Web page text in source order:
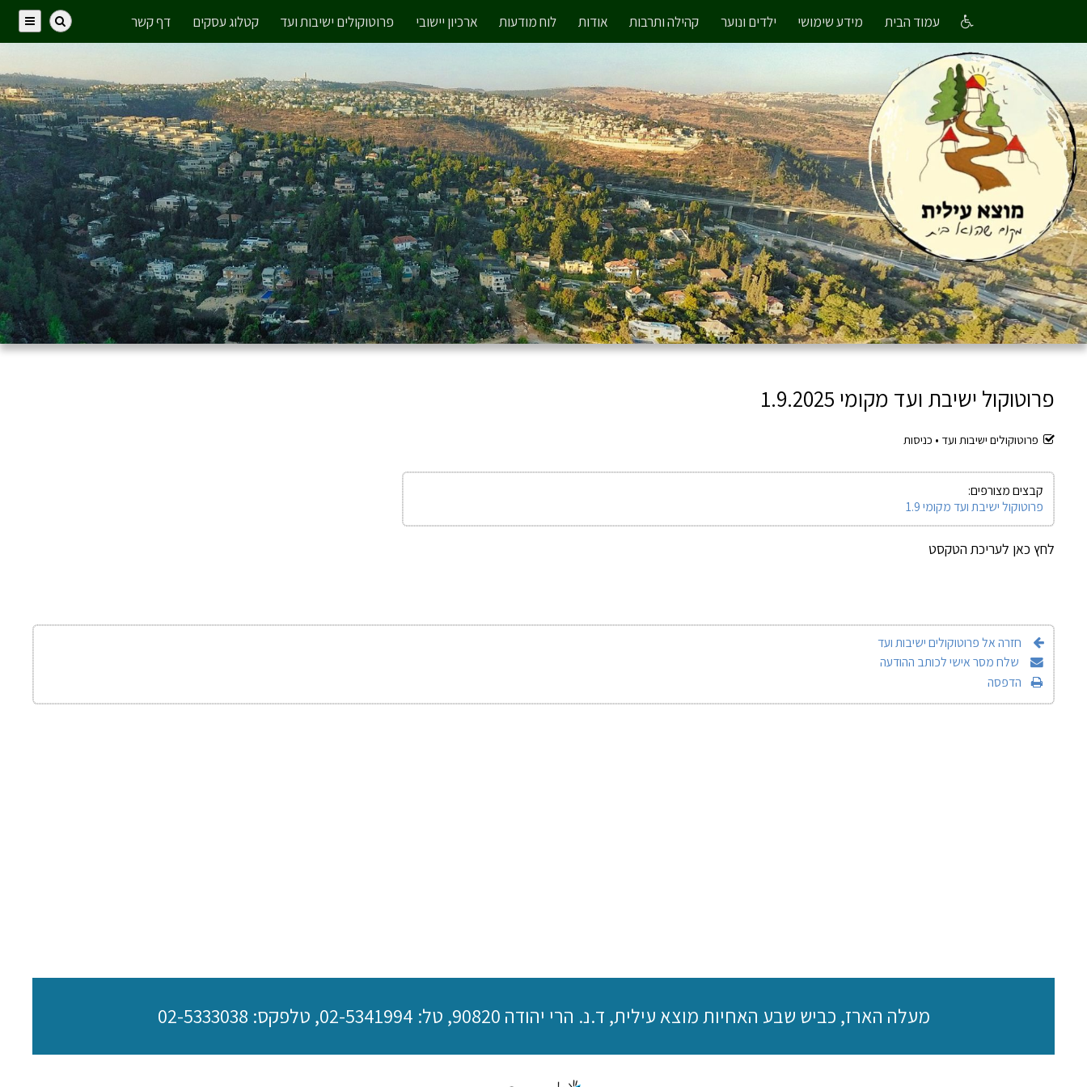
עמוד הבית מידע שימושי ילדים ונוער קהילה ותרבות אודות לוח מודעות ארכיון יישובי פרוטוקולים ישיבות ועד קטלוג עסקים דף קשר
פרוטוקול ישיבת ועד מקומי 1.9.2025
פרוטוקולים ישיבות ועד • כניסות
קבצים מצורפים:
פרוטוקול ישיבת ועד מקומי 1.9
לחץ כאן לעריכת הטקסט
חזרה אל פרוטוקולים ישיבות ועד
שלח מסר אישי לכותב ההודעה
הדפסה
מעלה הארז, כביש שבע האחיות מוצא עילית, ד.נ. הרי יהודה 90820, טל: 02-5341994, טלפקס: 02-5333038